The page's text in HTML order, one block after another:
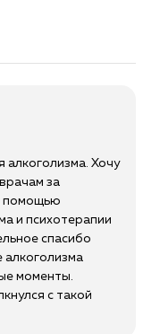
алкоголизма. Хочу
за
помощью
и психотерапии
спасибо
алкоголизма
моменты.
с такой